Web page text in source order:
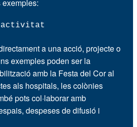
exemples:
activitat
a una acció, projecte o
exemples poden ser la
amb la Festa del Cor al
als hospitals, les colònies
pots col·laborar amb
despeses de difusió i